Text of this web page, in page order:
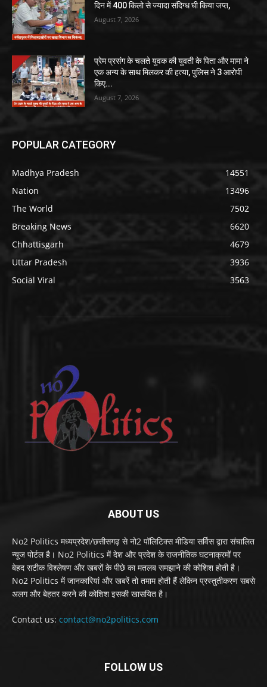
दिन में 400 किलो से ज्यादा संदिग्ध घी किया जप्त,
August 7, 2026
प्रेम प्रसंग के चलते युवक की युवती के पिता और मामा ने
एक अन्य के साथ मिलकर की हत्या, पुलिस ने 3 आरोपी
किए...
August 7, 2026
POPULAR CATEGORY
Madhya Pradesh
14551
Nation
13496
The World
7502
Breaking News
6620
Chhattisgarh
4679
Uttar Pradesh
3936
Social Viral
3563
ABOUT US
No2 Politics मध्यप्रदेश/छत्तीसगढ़ से नो2 पॉलिटिक्स मीडिया सर्विस द्वारा संचालित
न्यूज पोर्टल है। No2 Politics में देश और प्रदेश के राजनीतिक घटनाक्रमों पर
बेहद सटीक विश्लेषण और खबरों के पीछे का मतलब समझाने की कोशिश होती है।
No2 Politics में जानकारियां और खबरें तो तमाम होती हैं लेकिन प्रस्तुतीकरण सबसे
अलग और बेहतर करने की कोशिश इसकी खासयित है।
Contact us: contact@no2politics.com
FOLLOW US